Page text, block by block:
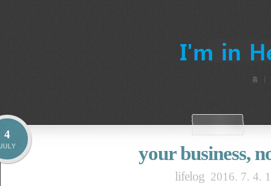
홈
4
your business,
lifelog 2016. 7. 4.